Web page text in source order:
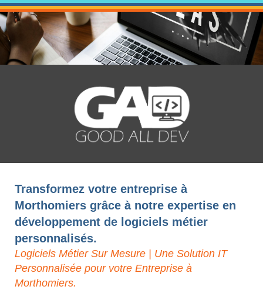
Transformez votre entreprise à
Morthomiers grâce à notre expertise en
développement de logiciels métier
personnalisés.
Logiciels Métier Sur Mesure | Une Solution IT
Personnalisée pour votre Entreprise à
Morthomiers.